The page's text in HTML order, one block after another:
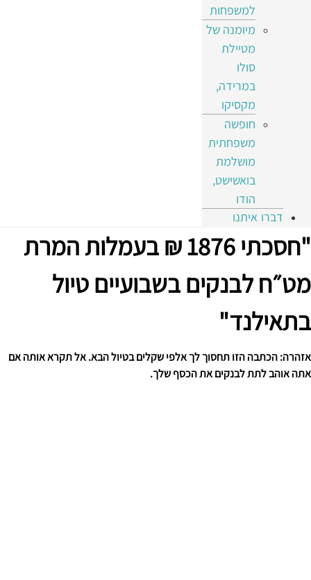
למשפחות
מיומנה של
מטיילת
סולו
במרידה,
מקסיקו
חופשה
משפחתית
מושלמת
בואשישט,
הודו
דברו איתנו
"חסכתי 1876 ₪ בעמלות המרת
מט״ח לבנקים בשבועיים טיול
בתאילנד"
אזהרה: הכתבה הזו תחסוך לך אלפי שקלים בטיול הבא. אל תקרא אותה אם
אתה אוהב לתת לבנקים את הכסף שלך.